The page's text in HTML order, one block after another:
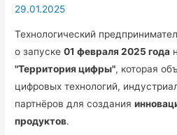
29.01.2025
Технологический
о запуске01 февраля 2025 года
"Территория цифры", которая
цифровых технологий,
партнёров для создания
продуктов.